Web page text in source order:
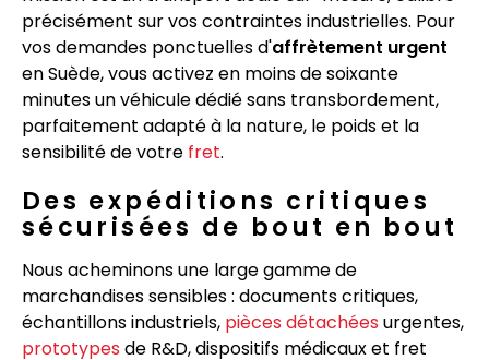
précisément sur vos contraintes industrielles. Pour
vos demandes ponctuelles d'affrètement urgent
en Suède, vous activez en moins de soixante
minutes un véhicule dédié sans transbordement,
parfaitement adapté à la nature, le poids et la
sensibilité de votre fret.
Des expéditions critiques
sécurisées de bout en bout
Nous acheminons une large gamme de
marchandises sensibles : documents critiques,
échantillons industriels, pièces détachées urgentes,
prototypes de R&D, dispositifs médicaux et fret